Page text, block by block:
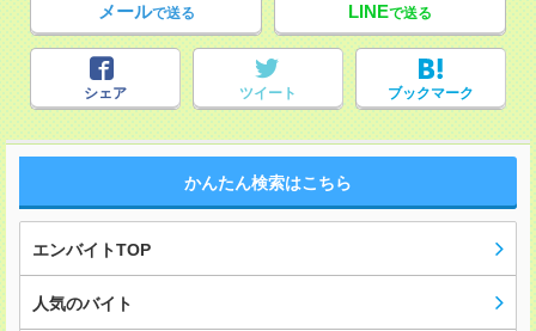
メールで送る LINEで送る
シェア ツイート ブックマーク
かんたん検索はこちら
エンバイトTOP
人気のバイト